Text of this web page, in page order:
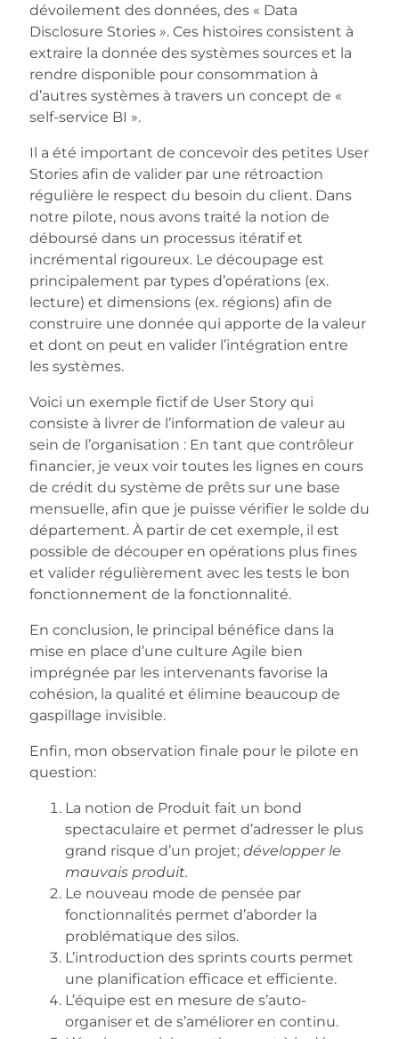
dévoilement des données, des « Data
Disclosure Stories ». Ces histoires consistent à
extraire la donnée des systèmes sources et la
rendre disponible pour consommation à
d’autres systèmes à travers un concept de «
self-service BI ».
Il a été important de concevoir des petites User
Stories afin de valider par une rétroaction
régulière le respect du besoin du client. Dans
notre pilote, nous avons traité la notion de
déboursé dans un processus itératif et
incrémental rigoureux. Le découpage est
principalement par types d’opérations (ex.
lecture) et dimensions (ex. régions) afin de
construire une donnée qui apporte de la valeur
et dont on peut en valider l’intégration entre
les systèmes.
Voici un exemple fictif de User Story qui
consiste à livrer de l’information de valeur au
sein de l’organisation : En tant que contrôleur
financier, je veux voir toutes les lignes en cours
de crédit du système de prêts sur une base
mensuelle, afin que je puisse vérifier le solde du
département. À partir de cet exemple, il est
possible de découper en opérations plus fines
et valider régulièrement avec les tests le bon
fonctionnement de la fonctionnalité.
En conclusion, le principal bénéfice dans la
mise en place d’une culture Agile bien
imprégnée par les intervenants favorise la
cohésion, la qualité et élimine beaucoup de
gaspillage invisible.
Enfin, mon observation finale pour le pilote en
question:
La notion de Produit fait un bond
spectaculaire et permet d’adresser le plus
grand risque d’un projet; développer le
mauvais produit.
Le nouveau mode de pensée par
fonctionnalités permet d’aborder la
problématique des silos.
L’introduction des sprints courts permet
une planification efficace et efficiente.
L’équipe est en mesure de s’auto-
organiser et de s’améliorer en continu.